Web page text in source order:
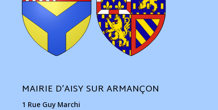
MAIRIE D’AISY SUR ARMANÇON
1 Rue Guy Marchi